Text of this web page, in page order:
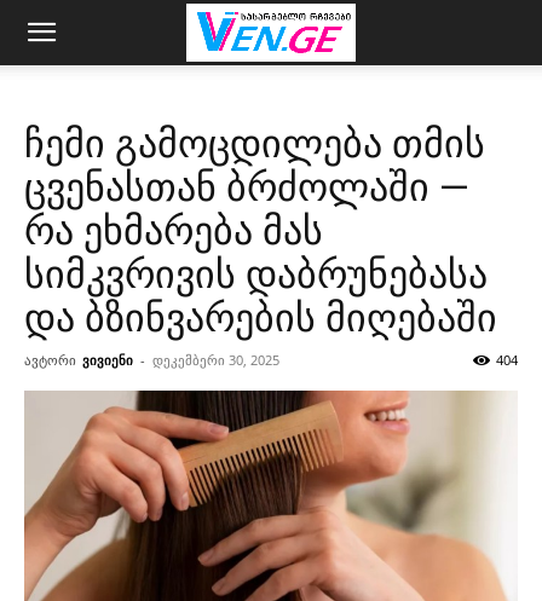
ჩემი გამოცდილება თმის
ცვენასთან ბრძოლაში —
რა ეხმარება მას
სიმკვრივის დაბრუნებასა
და ბზინვარების მიღებაში
ავტორი ვივიენი - დეკემბერი 30, 2025 404